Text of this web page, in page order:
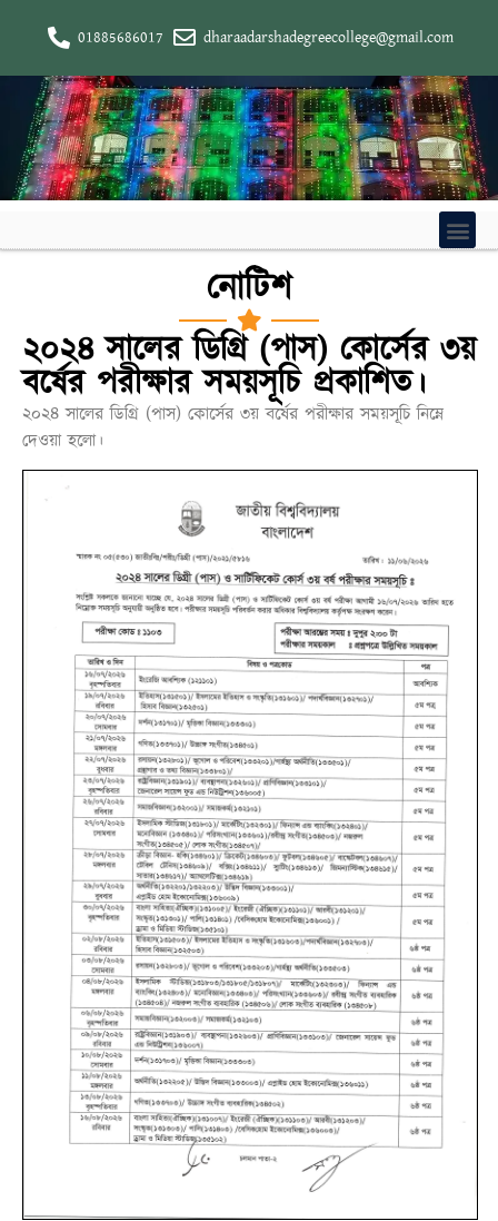
01885686017 dharaadarshadegreecollege@gmail.com
নোটিশ
২০২৪ সালের ডিগ্রি (পাস) কোর্সের ৩য়
বর্ষের পরীক্ষার সময়সূচি প্রকাশিত।
২০২৪ সালের ডিগ্রি (পাস) কোর্সের ৩য় বর্ষের পরীক্ষার সময়সূচি নিম্নে
দেওয়া হলো।